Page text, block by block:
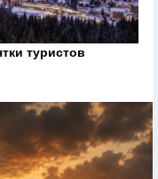
туристов